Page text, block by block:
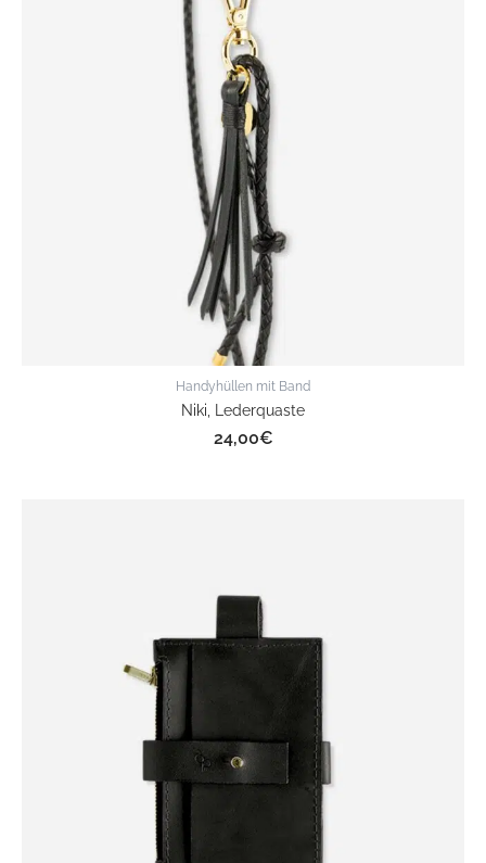
Handyhüllen mit Band
Niki, Lederquaste
24,00€